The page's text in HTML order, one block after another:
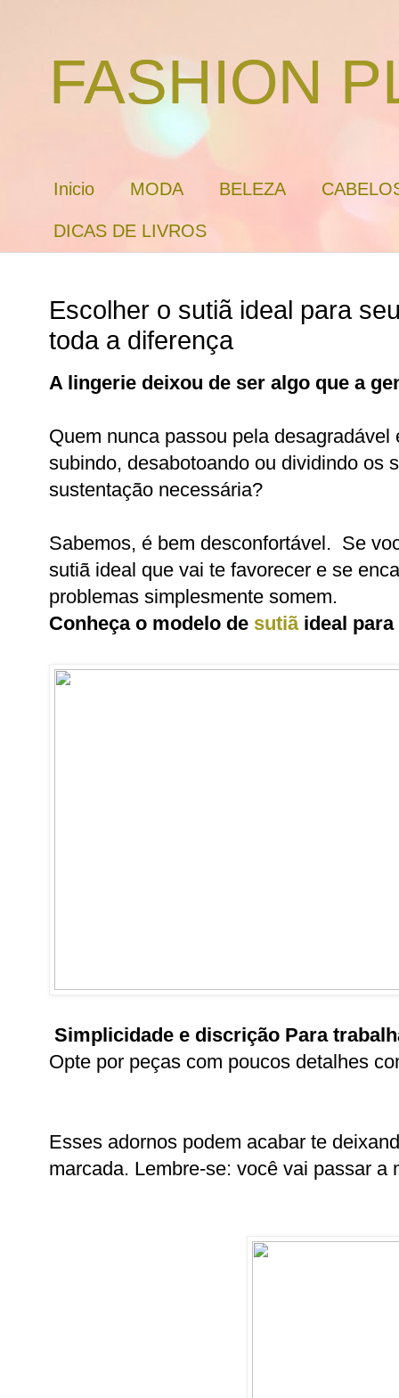
FASHION
Inicio MODA BELEZA
DICAS DE LIVROS
Escolher o sutiã ideal para
toda a diferença
A lingerie deixou de ser algo que a
Quem nunca passou pela
subindo, desabotoando ou dividindo os
sustentação necessária?
Sabemos, é bem desconfortável. Se
sutiã ideal que vai te favorecer e se
problemas simplesmente somem.
Conheça o modelo de sutiãideal para
Simplicidade e discrição Para
Opte por peças com poucos detalhes
Esses adornos podem acabar te
marcada. Lembre-se: você vai passar